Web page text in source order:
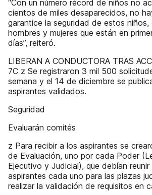
“Con un número récord de niños no
cientos de miles desaparecidos, no
garantice la seguridad de estos
hombres y mujeres que están en
días”, reiteró.
LIBERAN A CONDUCTORA TRAS
7C z Se registraron 3 mil 500
semana y el 14 de diciembre se
aspirantes validados.
Seguridad
Evaluarán comités
z Para recibir a los aspirantes se
de Evaluación, uno por cada Poder
Ejecutivo y Judicial), que debían
aspirantes cada uno para las plazas
realizar la validación de requisitos en